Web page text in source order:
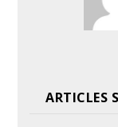
ARTICLES